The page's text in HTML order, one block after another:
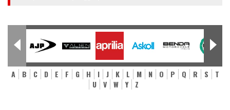
A B C D E F G H I J K L M N O P Q R S
T
U
V W Y Z